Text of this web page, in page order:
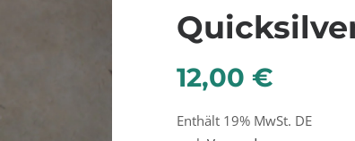
12,00 €
Enthält 19% MwSt. DE